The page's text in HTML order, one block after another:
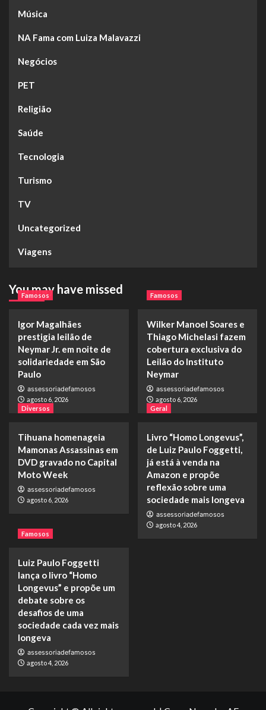
Música
NA Fama com Luiza Malavazzi
Negócios
PET
Religião
Saúde
Tecnologia
Turismo
TV
Uncategorized
Viagens
You may have missed
Famosos
Igor Magalhães
prestigia leilão de
Neymar Jr. em noite de
solidariedade em São
Paulo
assessoriadefamosos
agosto 6, 2026
Famosos
Wilker Manoel Soares e
Thiago Michelasi fazem
cobertura exclusiva do
Leilão do Instituto
Neymar
assessoriadefamosos
agosto 6, 2026
Diversos
Tihuana homenageia
Mamonas Assassinas em
DVD gravado no Capital
Moto Week
assessoriadefamosos
agosto 6, 2026
Geral
Livro “Homo Longevus”,
de Luiz Paulo Foggetti,
já está à venda na
Amazon e propõe
reflexão sobre uma
sociedade mais longeva
assessoriadefamosos
agosto 4, 2026
Famosos
Luiz Paulo Foggetti
lança o livro “Homo
Longevus” e propõe um
debate sobre os
desafios de uma
sociedade cada vez mais
longeva
assessoriadefamosos
agosto 4, 2026